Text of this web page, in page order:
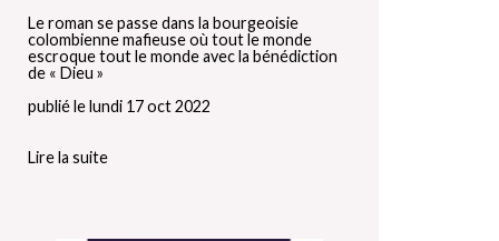
Le roman se passe dans la bourgeoisie
colombienne mafieuse où tout le monde
escroque tout le monde avec la bénédiction
de « Dieu »
publié le lundi 17 oct 2022
Lire la suite